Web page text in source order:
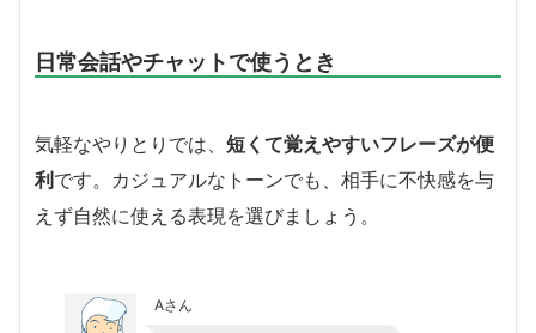
日常会話やチャットで使うとき
気軽なやりとりでは、 短くて覚えやすいフレーズが便
利です。カジュアルなトーンでも、相手に不快感を与
えず自然に使える表現を選びましょう。
Aさん